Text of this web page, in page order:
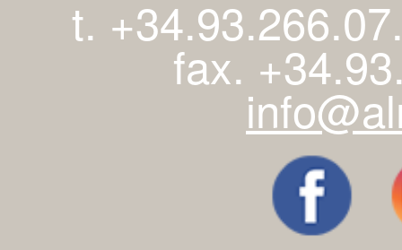
t.
fax.